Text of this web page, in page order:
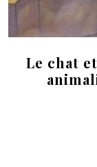
Le chat